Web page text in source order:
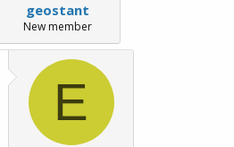
geostant
New member
E